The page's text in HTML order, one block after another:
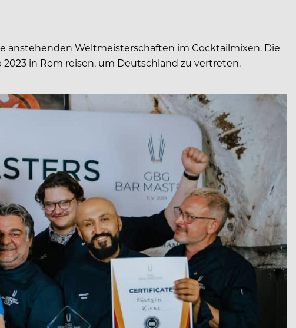
anstehenden Weltmeisterschaften im Cocktailmixen. Die
in Rom reisen, um Deutschland zu vertreten.